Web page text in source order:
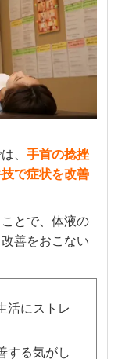
、手首の捻挫
で症状を改善
とで、体液の
善をおこない
活にストレ
する気がし